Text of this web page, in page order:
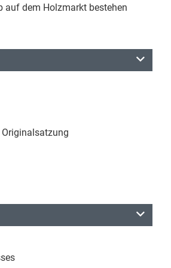
auf dem Holzmarkt bestehen